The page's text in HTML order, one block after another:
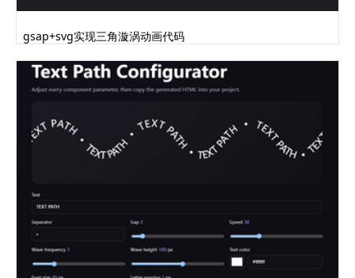
gsap+svg实现三角漩涡动画代码